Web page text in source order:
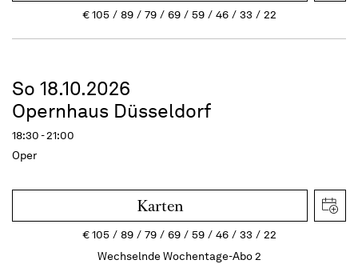
€105 89 79 69 59 46 33 22
So 18.10.2026
Opernhaus Düsseldorf
18:30 - 21:00
Oper
Karten
€105 89 79 69 59 46 33
22
Wechselnde Wochentage-Abo 2